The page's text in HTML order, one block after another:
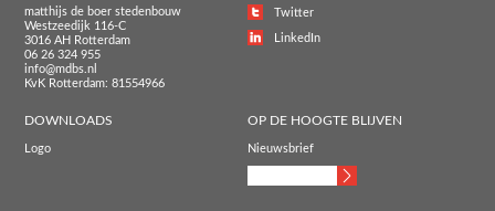
matthijs de boer stedenbouw
Westzeedijk 116-C
3016 AH Rotterdam
06 26 324 955
info@mdbs.nl
KvK Rotterdam: 81554966
Twitter
LinkedIn
DOWNLOADS
Logo
OP DE HOOGTE BLIJVEN
Nieuwsbrief